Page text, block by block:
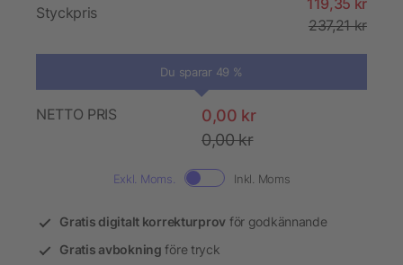
Styckpris
119,35 kr
237,21 kr
Du sparar 49 %
NETTO PRIS
0,00 kr
0,00 kr
Exkl. Moms. Inkl. Moms
Gratis digitalt korrekturprov för godkännande
Gratis avbokning före tryck